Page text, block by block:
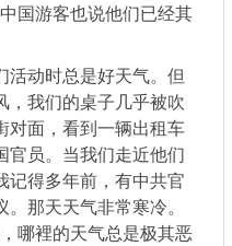
国游客也说他们已经其
活动时总是好天气。但
，我们的桌子几乎被吹
对面，看到一辆出租车
官员。当我们走近他们
记得多年前，有中共官
那天天气非常寒冷。
哪裡的天气总是极其恶